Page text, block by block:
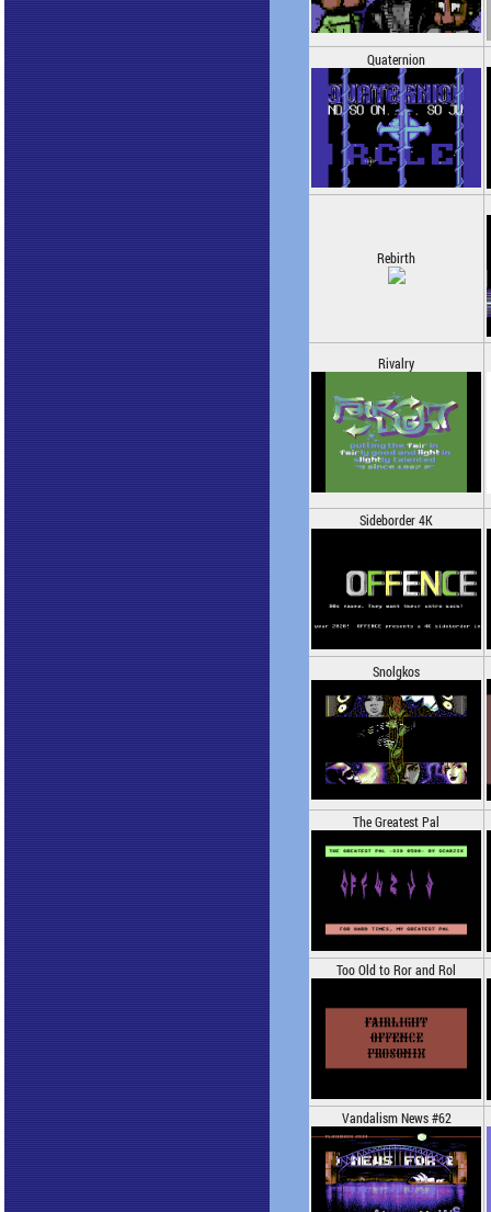
Quaternion
Rebirth
Rivalry
Sideborder 4K
Snolgkos
The Greatest Pal
Too Old to Ror and Rol
Vandalism News #62